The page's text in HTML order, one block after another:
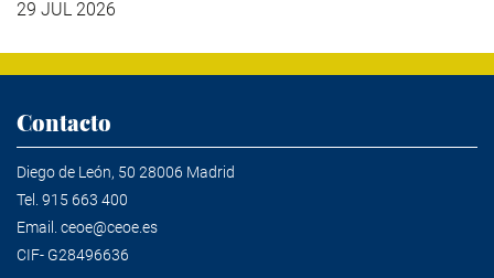
29 JUL 2026
Contacto
Diego de León, 50 28006 Madrid
Tel. 915 663 400
Email. ceoe@ceoe.es
CIF- G28496636